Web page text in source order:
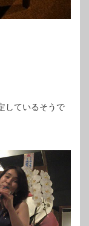
しているそうで